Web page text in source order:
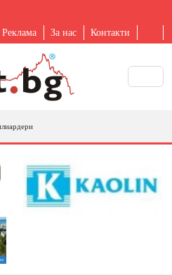
Реклама За нас Контакти